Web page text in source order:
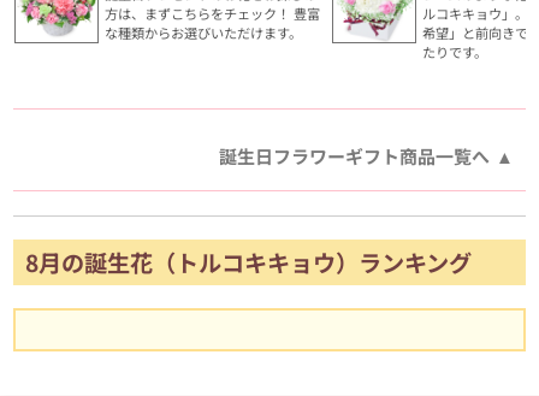
方は、まずこちらをチェック！ 豊富
な種類からお選びいただけます。
ルコキキョウ」。
希望」と前向きで
たりです。
誕生日フラワーギフト商品一覧へ
8月の誕生花（トルコキキョウ）ランキング